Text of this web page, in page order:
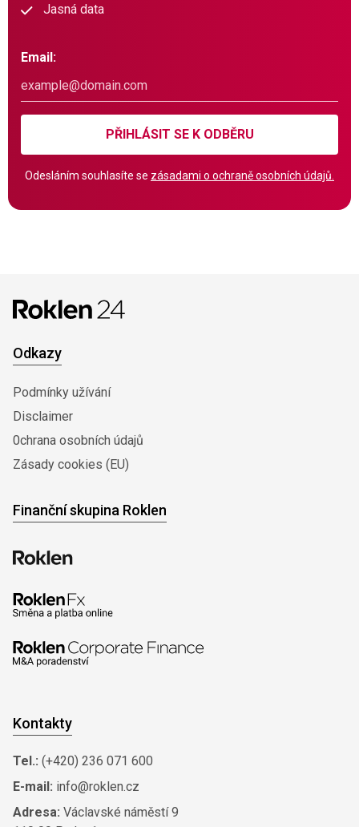
Jasná data
Email:
PŘIHLÁSIT SE K ODBĚRU
Odesláním souhlasíte se zásadami o ochraně osobních údajů.
Odkazy
Podmínky užívání
Disclaimer
0chrana osobních údajů
Zásady cookies (EU)
Finanční skupina Roklen
Kontakty
Tel.: (+420) 236 071 600
E-mail: info@roklen.cz
Adresa: Václavské náměstí 9